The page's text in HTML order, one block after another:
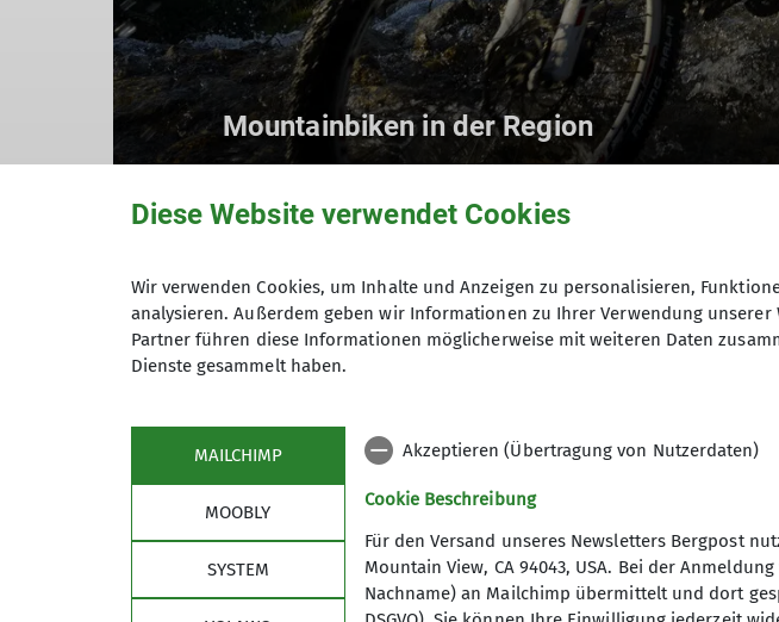
Mountainbiken in der Region
Region unregelmäßig MTB-Aktivitäten wie Workshops, Schraubkurse
Wochenendtouren statt.
Nähere Informationen dazu finden Sie bei unserer Gruppe
Diese Website verwendet Cookies
Wir verwenden Cookies, um Inhalte und Anzeigen zu personalisieren,
analysieren. Außerdem geben wir Informationen zu Ihrer Verwendung
Partner führen diese Informationen möglicherweise mit weiteren Daten
Dienste gesammelt haben.
MAILCHIMP
MOOBLY
SYSTEM
Akzeptieren (Übertragung von Nutzerdaten)
Cookie Beschreibung
Für den Versand unseres Newsletters Bergpost
Mountain View, CA 94043, USA. Bei der
Nachname) an Mailchimp übermittelt und dort